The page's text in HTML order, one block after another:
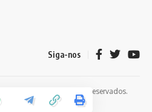
Siga-nos
Flush. Todos os direitos reservados.
Bet da Sorte.